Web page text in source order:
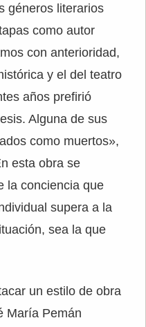
géneros literarios
como autor
con anterioridad,
y el del teatro
años prefirió
Alguna de sus
como muertos»,
esta obra se
la conciencia que
supera a la
sea la que
un estilo de obra
María Pemán